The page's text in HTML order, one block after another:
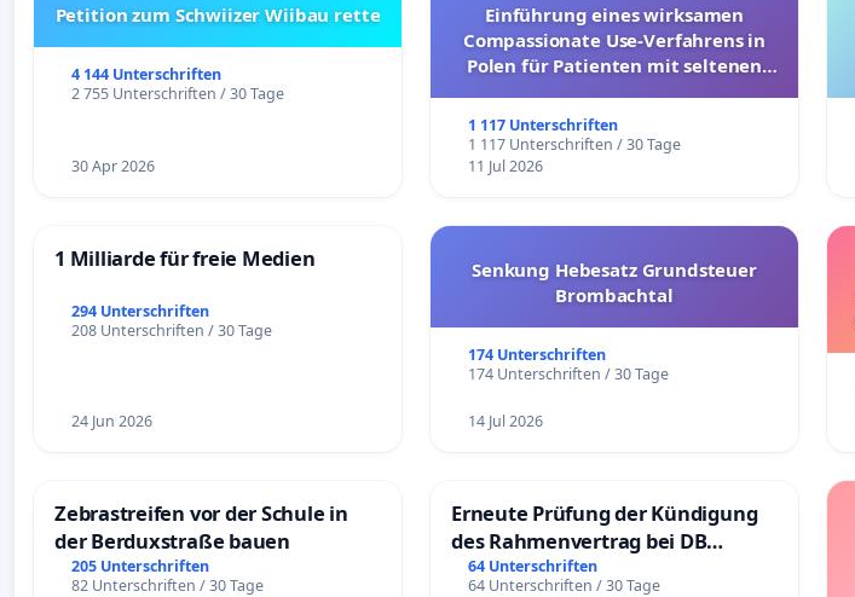
Petition zum Schwiizer Wiibau rette
4 144 Unterschriften
2 755 Unterschriften / 30 Tage
30 Apr 2026
Einführung eines wirksamen
Compassionate Use-Verfahrens in
Polen für Patienten mit seltenen
1 117 Unterschriften
1 117 Unterschriften / 30 Tage
11 Jul 2026
1 Milliarde für freie Medien
294 Unterschriften
208 Unterschriften / 30 Tage
24 Jun 2026
Senkung Hebesatz Grundsteuer
Brombachtal
174 Unterschriften
174 Unterschriften / 30 Tage
14 Jul 2026
Zebrastreifen vor der Schule in
der Berduxstraße bauen
205 Unterschriften
82 Unterschriften / 30 Tage
Erneute Prüfung der Kündigung
des Rahmenvertrag bei DB
Fahrwegdienste Gmbh
64 Unterschriften
64 Unterschriften / 30 Tage